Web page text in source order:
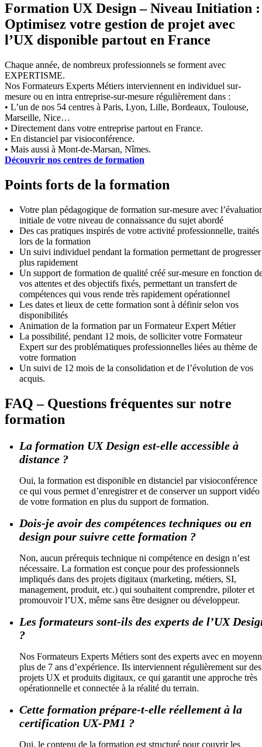
Formation UX Design – Niveau Initiation :
Optimisez votre gestion de projet avec
l’UX disponible partout en France
Chaque année, de nombreux professionnels se forment avec
EXPERTISME.
Nos Formateurs Experts Métiers interviennent en individuel sur-
mesure ou en intra entreprise-sur-mesure régulièrement dans :
• L’un de nos 54 centres à Paris, Lyon, Lille, Bordeaux, Toulouse,
Marseille, Nice…
• Directement dans votre entreprise partout en France.
• En distanciel par visioconférence.
• Mais aussi à Mont-de-Marsan, Nîmes.
Découvrir nos centres de formation
Points forts de la formation
Votre plan pédagogique de formation sur-mesure avec
initiale de votre niveau de connaissance du sujet abordé
Des cas pratiques inspirés de votre activité professionnelle, traités
lors de la formation
Un suivi individuel pendant la formation permettant de progresser
plus rapidement
Un support de formation de qualité créé sur-mesure en fonction
vos attentes et des objectifs fixés, permettant un transfert de
compétences qui vous rende très rapidement opérationnel
Les dates et lieux de cette formation sont à définir selon vos
disponibilités
Animation de la formation par un Formateur Expert Métier
La possibilité, pendant 12 mois, de solliciter votre Formateur
Expert sur des problématiques professionnelles liées au thème de
votre formation
Un suivi de 12 mois de la consolidation et de l’évolution de vos
acquis.
FAQ – Questions fréquentes sur notre
formation
La formation UX Design est-elle accessible à
distance ?
Oui, la formation est disponible en distanciel par visioconférence
ce qui vous permet d’enregistrer et de conserver un support vidéo
de votre formation en plus du support de formation.
Dois-je avoir des compétences techniques ou en
design pour suivre cette formation ?
Non, aucun prérequis technique ni compétence en design n’est
nécessaire. La formation est conçue pour des professionnels
impliqués dans des projets digitaux (marketing, métiers, SI,
management, produit, etc.) qui souhaitent comprendre, piloter et
promouvoir l’UX, même sans être designer ou développeur.
Les formateurs sont-ils des experts de l’UX
?
Nos Formateurs Experts Métiers sont des experts avec en
plus de 7 ans d’expérience. Ils interviennent régulièrement sur des
projets UX et produits digitaux, ce qui garantit une approche très
opérationnelle et connectée à la réalité du terrain.
Cette formation prépare-t-elle réellement à la
certification UX-PM1 ?
Oui, le contenu de la formation est structuré pour couvrir les